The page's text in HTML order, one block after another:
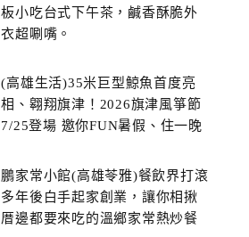
板小吃台式下午茶，鹹香酥脆外
衣超唰嘴。
(高雄生活)35米巨型鯨魚首度亮
相、翱翔旗津！2026旗津風箏節
7/25登場 邀你FUN暑假、住一晚
鵬家常小館(高雄苓雅)餐飲界打滾
多年後白手起家創業，讓你相揪
厝邊都要來吃的溫鄉家常熱炒餐